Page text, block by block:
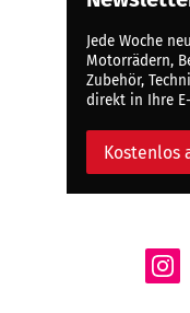
Jede Woche
Motorrädern,
Zubehör,
direkt in Ihre
Kostenlos